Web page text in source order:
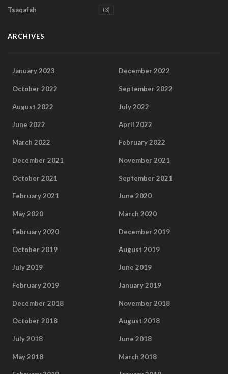
Tsaqafah (3)
ARCHIVES
January 2023 December 2022
October 2022 September 2022
August 2022 July 2022
June 2022 April 2022
March 2022 February 2022
December 2021 November 2021
October 2021 September 2021
February 2021 June 2020
May 2020 March 2020
February 2020 December 2019
October 2019 August 2019
July 2019 June 2019
February 2019 January 2019
December 2018 November 2018
October 2018 August 2018
July 2018 June 2018
May 2018 March 2018